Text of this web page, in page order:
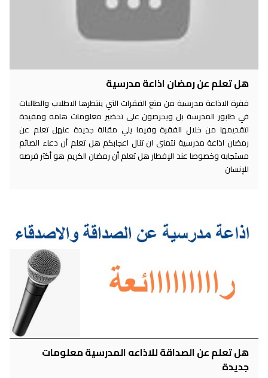
هل تعلم عن رمضان اذاعة مدرسية
فقرة الاذاعة مدرسية من متع الفقرات التي ينتظرها الاطلاب والطالبات
في طابور المدرسة بل ويحرصون على تحضير معلومات هامه ومفيدة
لتقديمها من خلال الفقرة وفيما يلي مقالة جديدة عنهل تعلم عن
رمضان اذاعة مدرسية نتمنى ان تنال اعجابكم هل تعلم أن دعاء الصائم
مستجابه وخصوصا عند الإفطار هل تعلم أن رمضان الكريم هو أكثر فرصه
للإنسان
هل تعلم عن الصداقة للاذاعه المدرسية معلومات
جديدة